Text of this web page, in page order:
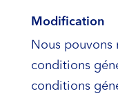
Modification
Nous pouvons
conditions
conditions